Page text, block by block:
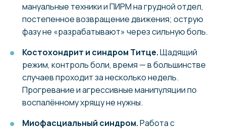
мануальные техники и ПИРМ на грудной отдел,
постепенное возвращение движения; острую
фазу не «разрабатывают» через сильную боль.
Костохондрит и синдром Титце.Щадящий
режим, контроль боли, время — в большинстве
случаев проходит за несколько недель.
Прогревание и агрессивные манипуляции по
воспалённому хрящу не нужны.
Миофасциальный синдром.Работа с